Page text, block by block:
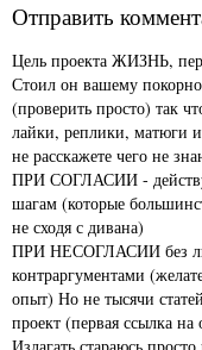
Отправить
Цель проекта ЖИЗНЬ,
Стоил он вашему
(проверить просто) так
лайки, реплики, матюги
не расскажете чего не
ПРИ СОГЛАСИИ -
шагам (которые
не сходя с дивана)
ПРИ НЕСОГЛАСИИ без
контраргументами
опыт) Но не тысячи
проект (первая ссылка на